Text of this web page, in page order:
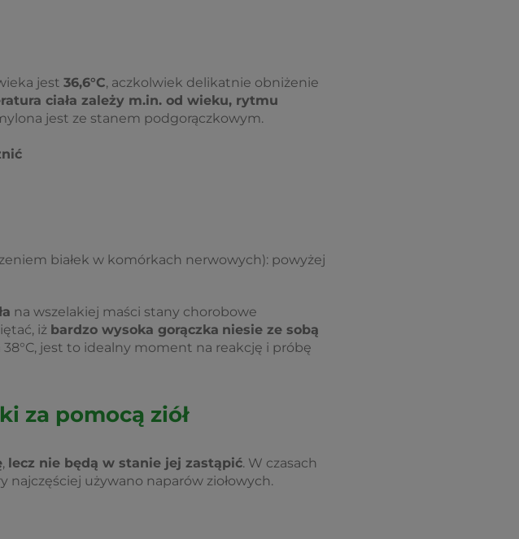
jest 36,6°C, aczkolwiek delikatnie obniżenie
ciała zależy m.in. od wieku, rytmu
jest ze stanem podgorączkowym.
białek w komórkach nerwowych): powyżej
na wszelakiej maści stany chorobowe
iż bardzo wysoka gorączka niesie ze sobą
jest to idealny moment na reakcję i próbę
za pomocą ziół
, lecz nie będą w stanie jej zastąpić. W czasach
używano naparów ziołowych.